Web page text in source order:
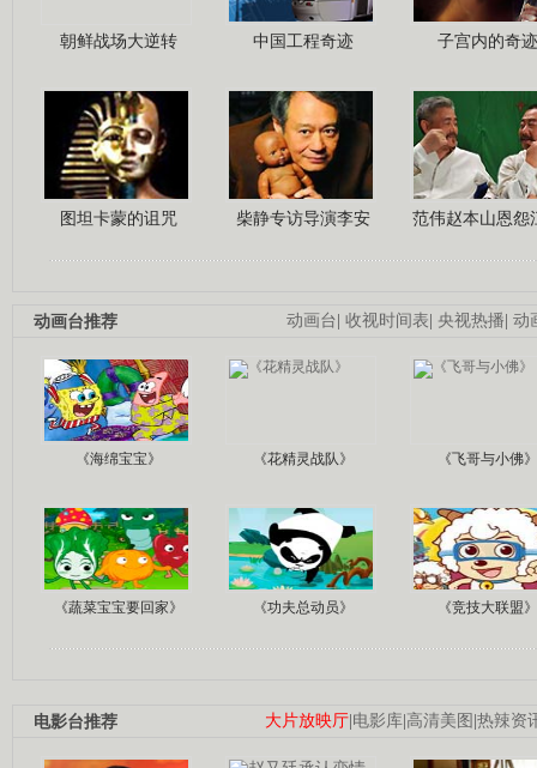
朝鲜战场大逆转 中国工程奇迹 子宫内的奇迹
图坦卡蒙的诅咒 柴静专访导演李安 范伟赵本山恩怨
动画台| 收视时间表| 央视热播| 动
动画台推荐
《海绵宝宝》 《花精灵战队》 《飞哥与小佛》
《蔬菜宝宝要回家》 《功夫总动员》 《竞技大联盟》
大片放映厅|电影库|高清美图 |热辣资
电影台推荐